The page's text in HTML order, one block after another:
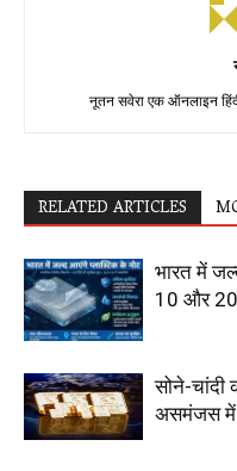
नूतन सवेरा एक ऑनलाइन
RELATED ARTICLES
भारत में
10 और 20
सोने-चांदी
असमंजस में